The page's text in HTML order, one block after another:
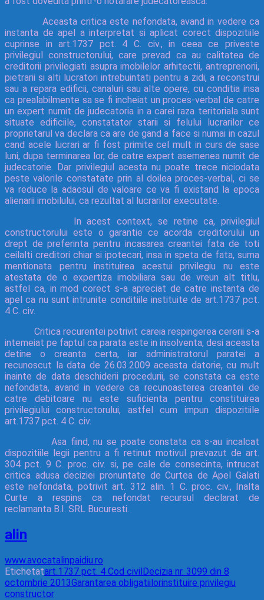
Aceasta critica este nefondata, avand in vedere ca
instanta de apel a interpretat si aplicat corect dispozitiile
cuprinse in art.1737 pct. 4 C. civ., in ceea ce priveste
privilegiul constructorului, care prevad ca au calitatea de
creditorii privilegiati asupra imobilelor arhitectii, antreprenorii,
pietrarii si alti lucratori intrebuintati pentru a zidi, a reconstrui
sau a repara edificii, canaluri sau alte opere, cu conditia insa
ca prealabilmente sa se fi incheiat un proces-verbal de catre
un expert numit de judecatoria in a carei raza teritoriala sunt
situate edificiile, constatator starii si felului lucrarilor ce
proprietarul va declara ca are de gand a face si numai in cazul
cand acele lucrari ar fi fost primite cel mult in curs de sase
luni, dupa terminarea lor, de catre expert asemenea numit de
judecatorie. Dar privilegiul acesta nu poate trece niciodata
peste valorile constatate prin al doilea proces-verbal, ci se
va reduce la adaosul de valoare ce va fi existand la epoca
alienarii imobilului, ca rezultat al lucrarilor executate.
In acest context, se retine ca, privilegiul
constructorului este o garantie ce acorda creditorului un
drept de preferinta pentru incasarea creantei fata de toti
ceilalti creditori chiar si ipotecari, insa in speta de fata, suma
mentionata pentru instituirea acestui privilegiu nu este
atestata de o expertiza imobiliara sau de vreun alt titlu,
astfel ca, in mod corect s-a apreciat de catre instanta de
apel ca nu sunt intrunite conditiile instituite de art.1737 pct.
4 C. civ.
Critica recurentei potrivit careia respingerea cererii s-a
intemeiat pe faptul ca parata este in insolventa, desi aceasta
detine o creanta certa, iar administratorul paratei a
recunoscut la data de 26.03.2009 aceasta datorie, cu mult
inainte de data deschiderii procedurii, se constata ca este
nefondata, avand in vedere ca recunoasterea creantei de
catre debitoare nu este suficienta pentru constituirea
privilegiului constructorului, astfel cum impun dispozitiile
art.1737 pct. 4 C. civ.
Asa fiind, nu se poate constata ca s-au incalcat
dispozitiile legii pentru a fi retinut motivul prevazut de art.
304 pct. 9 C. proc. civ. si, pe cale de consecinta, intrucat
critica adusa deciziei pronuntate de Curtea de Apel Galati
este nefondata, potrivit art. 312 alin. 1 C. proc. civ., Inalta
Curte a respins ca nefondat recursul declarat de
reclamanta B.I. SRL Bucuresti.
alin
www.avocatalinpaidiu.ro
Etichetatart.1737 pct. 4 Cod civilDecizia nr. 3099 din 8
octombrie 2013Garantarea obligatiilorinstituire privilegiu
constructor